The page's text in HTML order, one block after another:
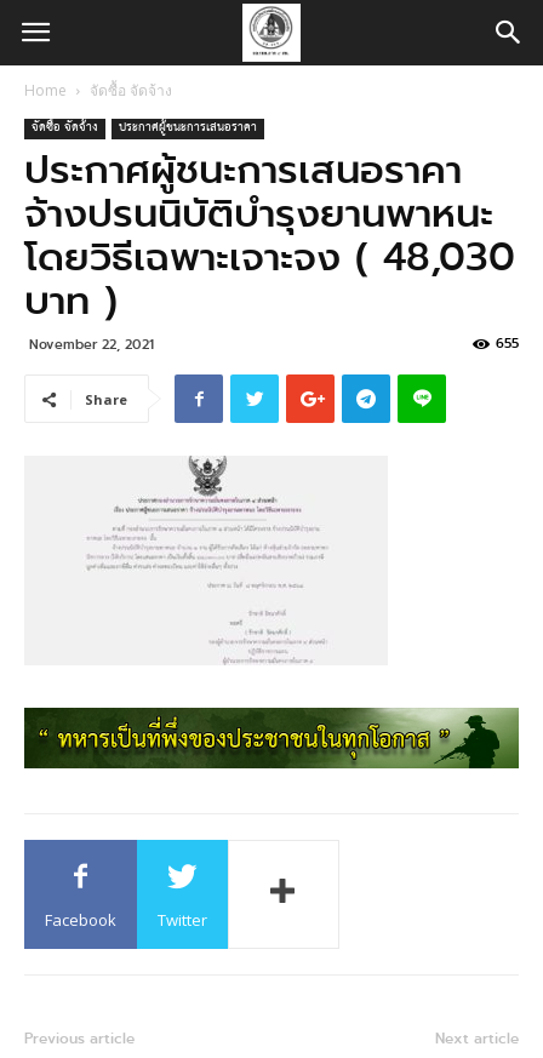
Home จัดซื้อ จัดจ้าง
จัดซื้อ จัดจ้าง ประกาศผู้ชนะการเสนอราคา
ประกาศผู้ชนะการเสนอราคา
จ้างปรนนิบัติบำรุงยานพาหนะ
โดยวิธีเฉพาะเจาะจง ( 48,030
บาท )
November 22, 2021 655
Share
Facebook Twitter
Previous article Next article